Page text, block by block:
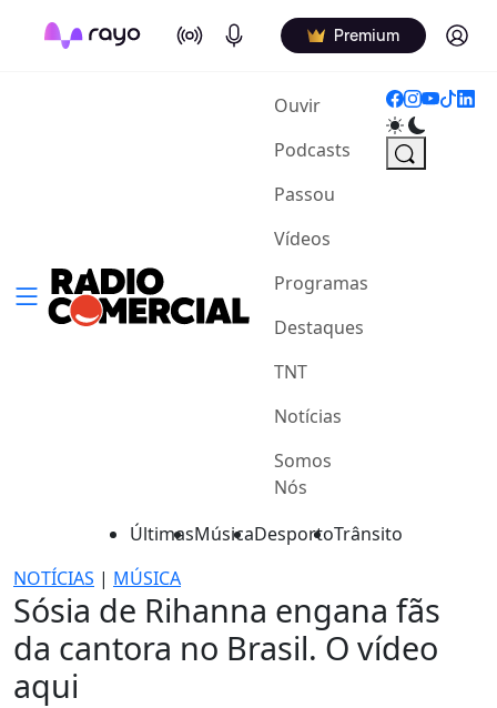
On Air Podcasts Premium Log in
Ouvir(current)
Podcasts
Passou
Vídeos
Programas
Destaques
TNT
Notícias
Somos
Nós
ÚltimasMúsicaDesportoTrânsito
NOTÍCIAS | MÚSICA
Sósia de Rihanna engana fãs
da cantora no Brasil. O vídeo
aqui